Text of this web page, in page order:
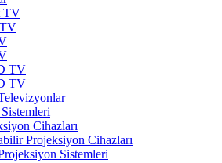
TV
TV
TV
Cihazları
Projeksiyon Cihazları
Sistemleri